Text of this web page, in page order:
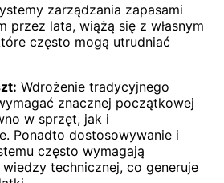
zarządzania zapasami
przez lata, wiążą się z własnym
często mogą utrudniać
Wdrożenie tradycyjnego
znacznej początkowej
w sprzęt, jak i
Ponadto dostosowywanie i
często wymagają
technicznej, co generuje